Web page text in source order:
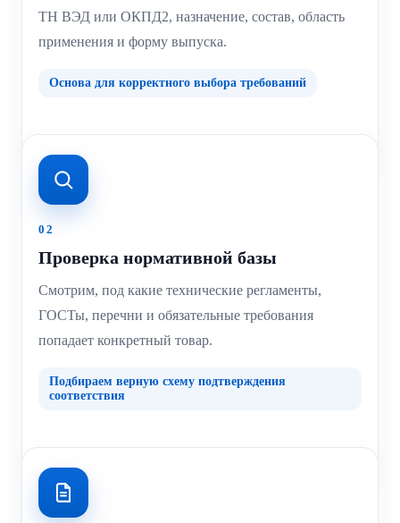
ТН ВЭД или ОКПД2, назначение, состав, область
применения и форму выпуска.
Основа для корректного выбора требований
02
Проверка нормативной базы
Смотрим, под какие технические регламенты,
ГОСТы, перечни и обязательные требования
попадает конкретный товар.
Подбираем верную схему подтверждения
соответствия